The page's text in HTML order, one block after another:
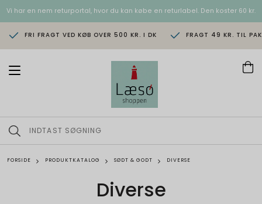
Vi har en nem returportal, hvor du kan købe en returlabel. Den koster 60 kr.
FRI FRAGT VED KØB OVER 500 KR. I DK FRAGT 49 KR. TIL
T
n
a
i
FORSIDE PRODUKTKATALOG SØDT & GODT DIVERSE
Diverse